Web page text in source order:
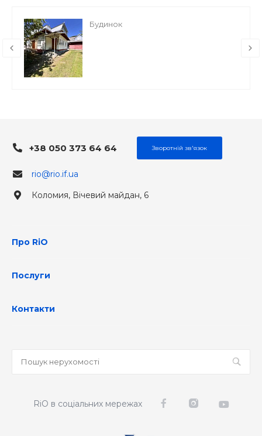
Будинок
+38 050 373 64 64 Зворотній зв'язок
rio@rio.if.ua
Коломия, Вічевий майдан, 6
Про RiO
Послуги
Контакти
RiO в соціальних мережах